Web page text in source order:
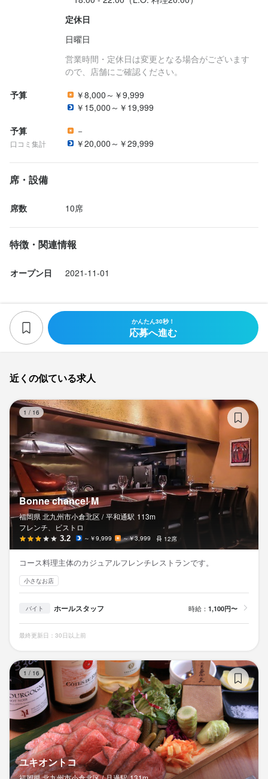
定休日
日曜日
営業時間・定休日は変更となる場合がございます
ので、店舗にご確認ください。
予算
￥8,000～￥9,999
￥15,000～￥19,999
予算
口コミ集計
－
￥20,000～￥29,999
席・設備
席数 10席
特徴・関連情報
オープン日 2021-11-01
かんたん30秒！
応募へ進む
近くの似ている求人
1 / 16
Bonne chance! M
福岡県 北九州市小倉北区 / 平和通駅 113m
フレンチ、ビストロ
3.2 ～￥9,999 ～￥3,999 12席
コース料理主体のカジュアルフレンチレストランです。
小さなお店
バイト ホールスタッフ 時給： 1,100円〜
最終更新日：30日以上前
1 / 16
ユキオントコ